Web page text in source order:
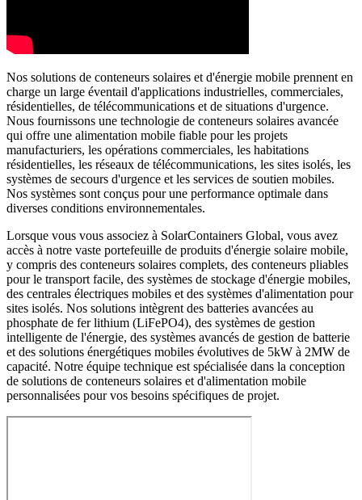
Nos solutions de conteneurs solaires et d'énergie mobile prennent en
charge un large éventail d'applications industrielles, commerciales,
résidentielles, de télécommunications et de situations d'urgence.
Nous fournissons une technologie de conteneurs solaires avancée
qui offre une alimentation mobile fiable pour les projets
manufacturiers, les opérations commerciales, les habitations
résidentielles, les réseaux de télécommunications, les sites isolés, les
systèmes de secours d'urgence et les services de soutien mobiles.
Nos systèmes sont conçus pour une performance optimale dans
diverses conditions environnementales.
Lorsque vous vous associez à SolarContainers Global, vous avez
accès à notre vaste portefeuille de produits d'énergie solaire mobile,
y compris des conteneurs solaires complets, des conteneurs pliables
pour le transport facile, des systèmes de stockage d'énergie mobiles,
des centrales électriques mobiles et des systèmes d'alimentation pour
sites isolés. Nos solutions intègrent des batteries avancées au
phosphate de fer lithium (LiFePO4), des systèmes de gestion
intelligente de l'énergie, des systèmes avancés de gestion de batterie
et des solutions énergétiques mobiles évolutives de 5kW à 2MW de
capacité. Notre équipe technique est spécialisée dans la conception
de solutions de conteneurs solaires et d'alimentation mobile
personnalisées pour vos besoins spécifiques de projet.